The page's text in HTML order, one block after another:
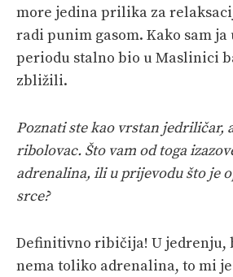
more jedina prilika za
radi punim gasom. Kako sam ja
periodu stalno bio u Maslinici
zbližili.
Poznati ste kao vrstan jedriličar,
ribolovac. Što vam od toga
adrenalina, ili u prijevodu što je
srce?
Definitivno ribičija! U jedrenju,
nema toliko adrenalina, to mi